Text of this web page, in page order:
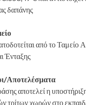
δαπάνης
από το Ταμείο
Ένταξης
Αποτελέσματα
αποτελεί η
τρίτων χωρών στο